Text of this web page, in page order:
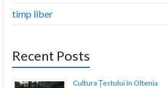
timp liber
Recent Posts
Cultura Țestului în Oltenia